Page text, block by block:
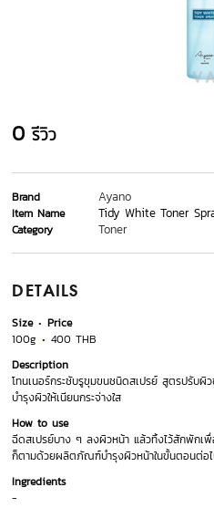
0 รีวิว
Brand Ayano
Item Name Tidy White Toner
Category Toner
DETAILS
Size
Price
100g
400 THB
Description
โทนเนอร์กระชับรูขุมขนชนิดสเปรย์ สูตรปรับผิ
บำรุงผิวให้เนียนกระจ่างใส
How to use
ฉีดสเปรย์บาง ๆ ลงผิวหน้า แล้วทิ้งไว้สักพักเ
ก็ตามด้วยผลิตภัณฑ์บำรุงผิวหน้าในขั้นตอนต่อ
Ingredients
-